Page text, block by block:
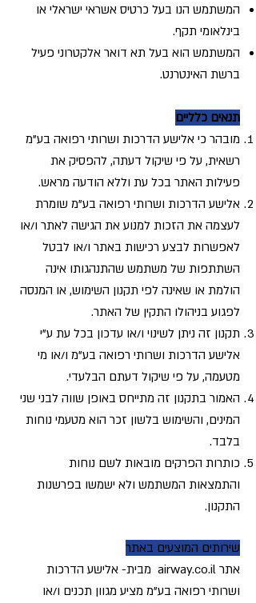
המשתמש הנו בעל כרטיס אשראי ישראלי או
בינלאומי תקף.
המשתמש הוא בעל תא דואר אלקטרוני פעיל
ברשת האינטרנט.
תנאים כלליים
מובהר כי אלישע הדרכות ושרותי רפואה בע"מ
רשאית, על פי שיקול דעתה, להפסיק את
פעילות האתר בכל עת וללא הודעה מראש.
אלישע הדרכות ושרותי רפואה בע"מ שומרת
לעצמה את הזכות למנוע את הגישה לאתר ו/או
לאפשרות לבצע רכישות באתר ו/או לבטל
השתתפות של משתמש שהתנהגותו אינה
הולמת או שאינה לפי תקנון השימוש, או המנסה
לפגוע בניהולו התקין של האתר.
תקנון זה ניתן לשינוי ו/או עדכון בכל עת ע"י
אלישע הדרכות ושרותי רפואה בע"מ ו/או מי
מטעמה, על פי שיקול דעתם הבלעדי.
האמור בתקנון זה מתייחס באופן שווה לבני שני
המינים, והשימוש בלשון זכר הוא מטעמי נוחות
בלבד.
כותרות הפרקים מובאות לשם נוחות
והתמצאות המשתמש ולא ישמשו בפרשנות
התקנון.
שירותים המוצעים באתר
אתר airway.co.il מבית- אלישע הדרכות
ושרותי רפואה בע"מ מציע מגוון תכנים ו/או